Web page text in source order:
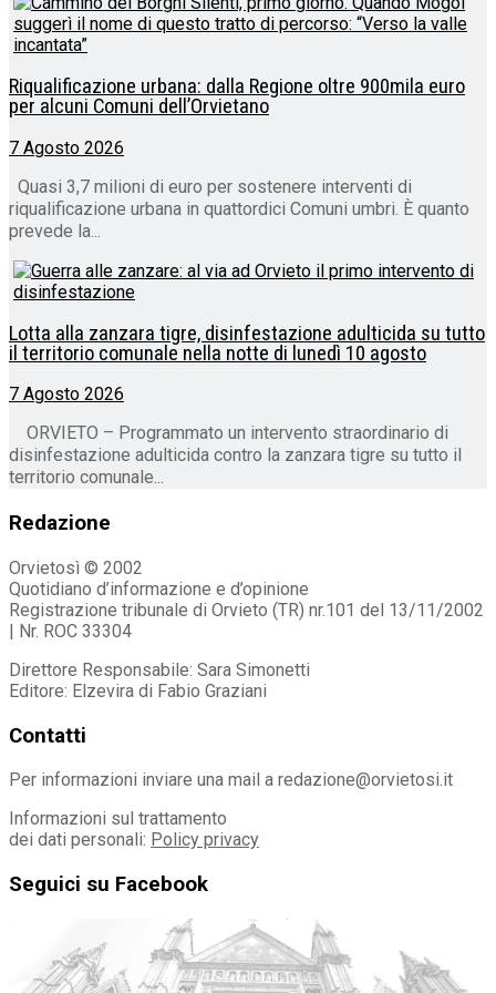
Riqualificazione urbana: dalla Regione oltre 900mila euro
per alcuni Comuni dell’Orvietano
7 Agosto 2026
Quasi 3,7 milioni di euro per sostenere interventi di
riqualificazione urbana in quattordici Comuni umbri. È quanto
prevede la...
Lotta alla zanzara tigre, disinfestazione adulticida su tutto
il territorio comunale nella notte di lunedì 10 agosto
7 Agosto 2026
ORVIETO – Programmato un intervento straordinario di
disinfestazione adulticida contro la zanzara tigre su tutto il
territorio comunale...
Redazione
Orvietosì © 2002
Quotidiano d’informazione e d’opinione
Registrazione tribunale di Orvieto (TR) nr.101 del 13/11/2002
| Nr. ROC 33304
Direttore Responsabile: Sara Simonetti
Editore: Elzevira di Fabio Graziani
Contatti
Per informazioni inviare una mail a redazione@orvietosi.it
Informazioni sul trattamento
dei dati personali: Policy privacy
Seguici su Facebook